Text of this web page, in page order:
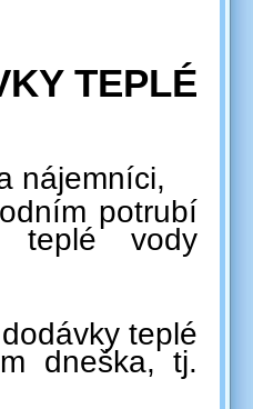
TEPLÉ
nájemníci,
potrubí
teplé vody
teplé
dneška, tj.